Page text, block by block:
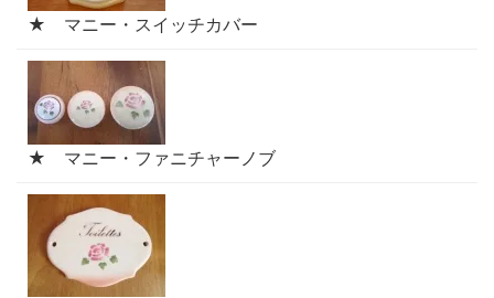
★ マニー・スイッチカバー
★ マニー・ファニチャーノブ